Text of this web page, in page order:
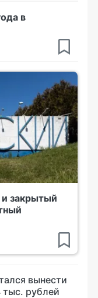
в
закрытый
вынести
тыс. рублей